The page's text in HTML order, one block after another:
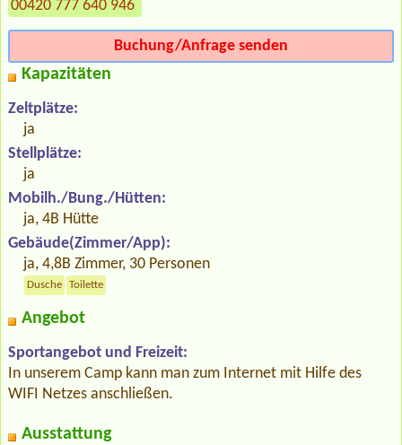
00420 777 640 946
Buchung/Anfrage senden
Kapazitäten
Zeltplätze:
ja
Stellplätze:
ja
Mobilh./Bung./Hütten:
ja, 4B Hütte
Gebäude(Zimmer/App):
ja, 4,8B Zimmer, 30 Personen
Dusche Toilette
Angebot
Sportangebot und Freizeit:
In unserem Camp kann man zum Internet mit Hilfe des
WIFI Netzes anschließen.
Ausstattung